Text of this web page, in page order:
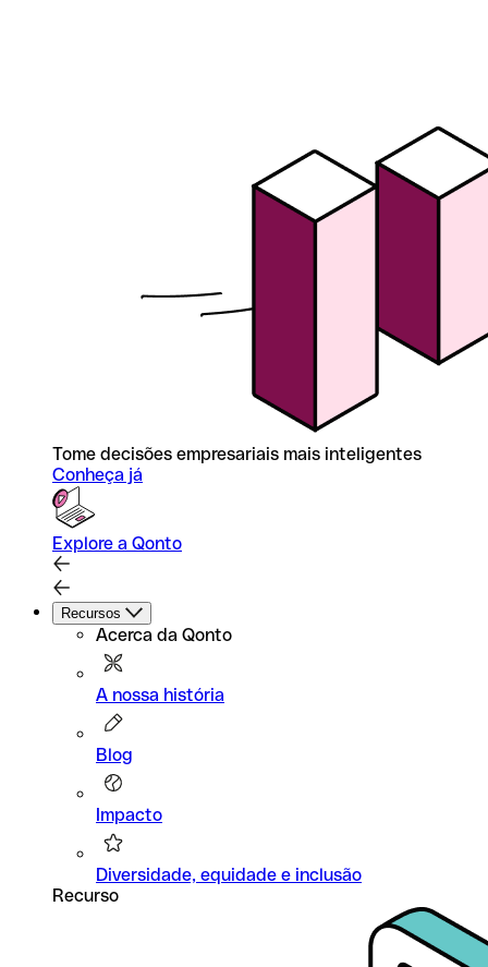
Tome decisões empresariais mais inteligentes
Conheça já
Explore a Qonto
Recursos
Acerca da Qonto
A nossa história
Blog
Impacto
Diversidade, equidade e inclusão
Recurso